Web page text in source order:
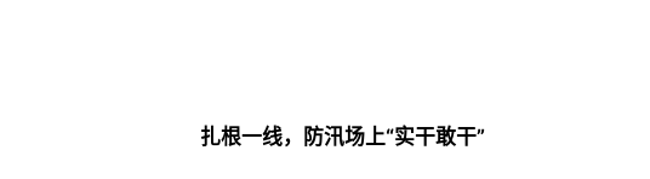
扎根一线，防汛场上“实干敢干”